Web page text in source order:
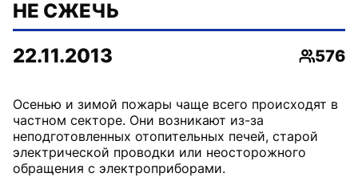
НЕ СЖЕЧЬ
22.11.2013
576
Осенью и зимой пожары чаще всего происходят в
частном секторе. Они возникают из-за
неподготовленных отопительных печей, старой
электрической проводки или неосторожного
обращения с электроприборами.